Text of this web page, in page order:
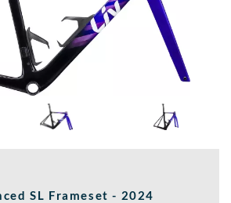
SL Frameset - 2024